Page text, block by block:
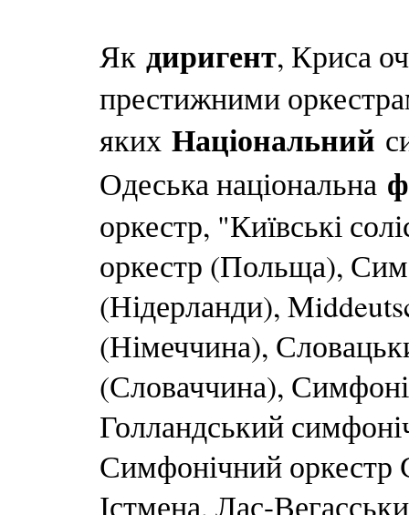
Як диригент, Криса
престижними
яких Національний
Одеська національна
оркестр, "Київські
оркестр (Польща),
(Нідерланди),
(Німеччина),
(Словаччина),
Голландський
Симфонічний оркестр
Істмена, Лас-